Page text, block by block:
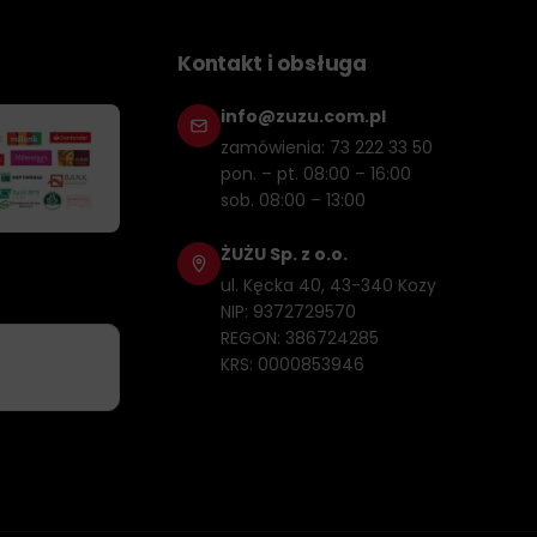
Kontakt i obsługa
info@zuzu.com.pl
zamówienia: 73 222 33 50
pon. – pt. 08:00 – 16:00
sob. 08:00 – 13:00
ŻUŻU Sp. z o.o.
ul. Kęcka 40, 43-340 Kozy
NIP: 9372729570
REGON: 386724285
KRS: 0000853946